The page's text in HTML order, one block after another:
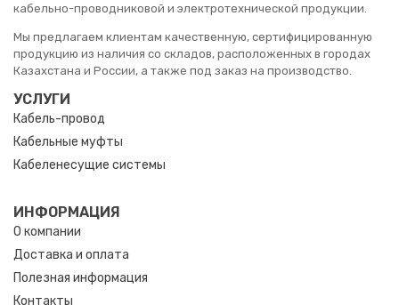
кабельно-проводниковой и электротехнической продукции.
Мы предлагаем клиентам качественную, сертифицированную
продукцию из наличия со складов, расположенных в городах
Казахстана и России, а также под заказ на производство.
УСЛУГИ
Кабель-провод
Кабельные муфты
Кабеленесущие системы
ИНФОРМАЦИЯ
О компании
Доставка и оплата
Полезная информация
Контакты